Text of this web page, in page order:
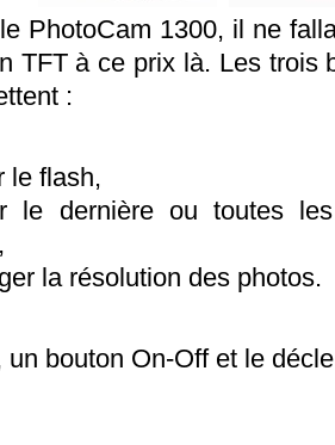
PhotoCam 1300, il ne
TFT à ce prix là. Les trois
:
le flash,
le dernière ou toutes
la résolution des photos.
un bouton On-Off et le